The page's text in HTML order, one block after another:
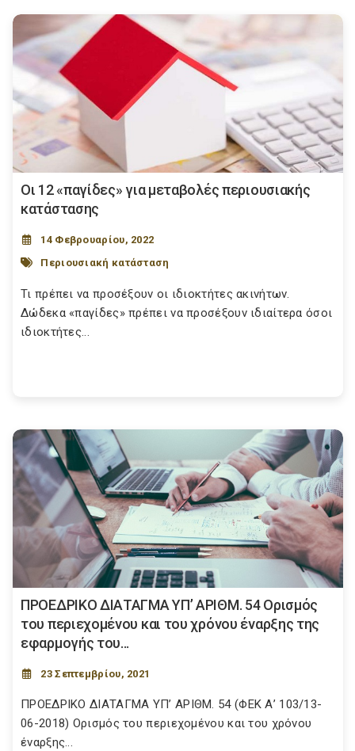
Οι 12 «παγίδες» για μεταβολές περιουσιακής
κατάστασης
14 Φεβρουαρίου, 2022
Περιουσιακή κατάσταση
Τι πρέπει να προσέξουν οι ιδιοκτήτες ακινήτων.
Δώδεκα «παγίδες» πρέπει να προσέξουν ιδιαίτερα όσοι
ιδιοκτήτες...
ΠΡΟΕΔΡΙΚΟ ΔΙΑΤΑΓΜΑ ΥΠ’ ΑΡΙΘΜ. 54 Oρισμός
του περιεχομένου και του χρόνου έναρξης της
εφαρμογής του...
23 Σεπτεμβρίου, 2021
ΠΡΟΕΔΡΙΚΟ ΔΙΑΤΑΓΜΑ ΥΠ’ ΑΡΙΘΜ. 54 (ΦΕΚ Α’ 103/13-
06-2018) Ορισμός του περιεχομένου και του χρόνου
έναρξης...